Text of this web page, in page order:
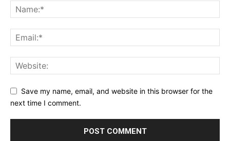
Save my name, email, and website in this browser for the
next time I comment.